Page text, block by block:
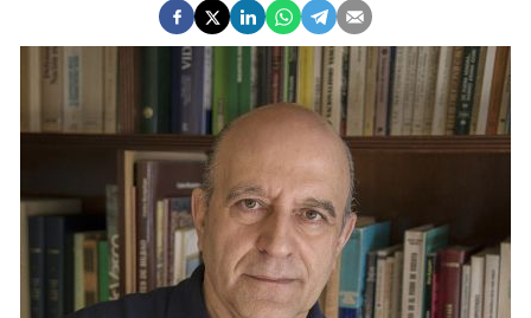
OPINIÓN
VÍDEOS
CONTACTAR
FIESTAS EN EL ALTO ARAGÓN